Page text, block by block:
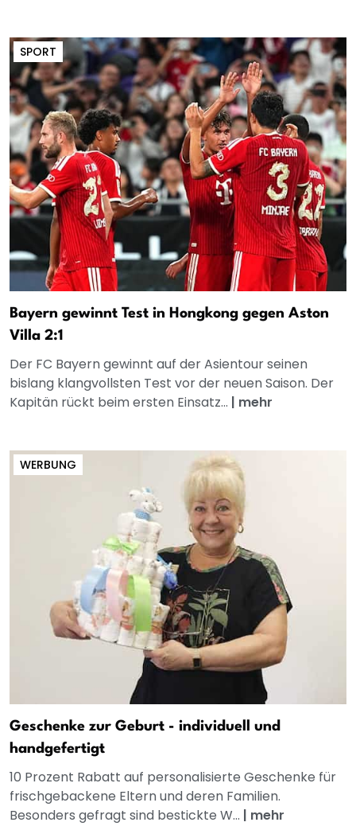
SPORT
Bayern gewinnt Test in Hongkong gegen Aston
Villa 2:1
Der FC Bayern gewinnt auf der Asientour seinen
bislang klangvollsten Test vor der neuen Saison. Der
Kapitän rückt beim ersten Einsatz... | mehr
WERBUNG
Geschenke zur Geburt - individuell und
handgefertigt
10 Prozent Rabatt auf personalisierte Geschenke für
frischgebackene Eltern und deren Familien.
Besonders gefragt sind bestickte W... | mehr